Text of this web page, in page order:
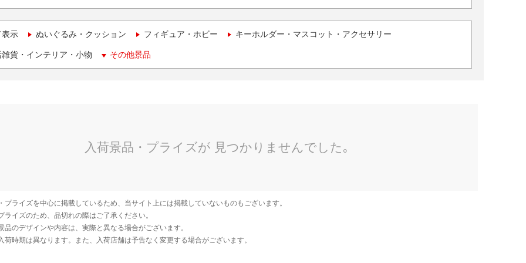
表示 ぬいぐるみ・クッション フィギュア・ホビー キーホルダー・マスコット・アクセサリー
貨・インテリア・小物 その他景品